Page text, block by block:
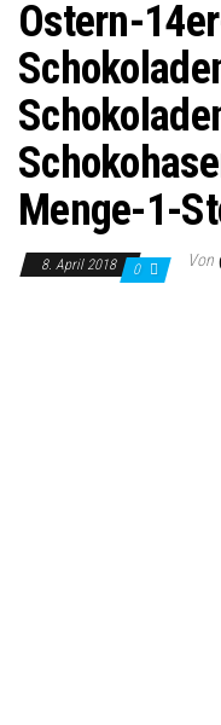
Ostern-
Menge-1-
8. April 2018 0 Von